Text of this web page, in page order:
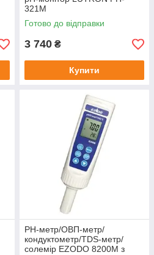
321M
Готово до відправки
3 740 ₴
Купити
PH-метр/ОВП-метр/
кондуктометр/TDS-метр/
солемір EZODO 8200M з